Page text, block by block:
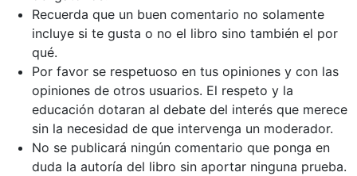
Recuerda que un buen comentario no solamente
incluye si te gusta o no el libro sino también el por
qué.
Por favor se respetuoso en tus opiniones y con las
opiniones de otros usuarios. El respeto y la
educación dotaran al debate del interés que merece
sin la necesidad de que intervenga un moderador.
No se publicará ningún comentario que ponga en
duda la autoría del libro sin aportar ninguna prueba.